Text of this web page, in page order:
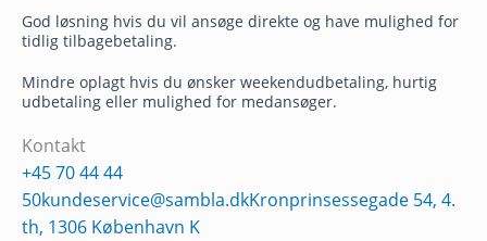
God løsning hvis du vil ansøge direkte og have mulighed for
tidlig tilbagebetaling.
Mindre oplagt hvis du ønsker weekendudbetaling, hurtig
udbetaling eller mulighed for medansøger.
Kontakt
+45 70 44 44
50kundeservice@sambla.dkKronprinsessegade 54, 4.
th, 1306 København K